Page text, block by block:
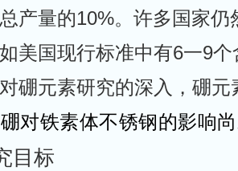
产量的10%。许多国家仍
美国现行标准中有6一9个
硼元素研究的深入，硼
对铁素体不锈钢的影响
目标